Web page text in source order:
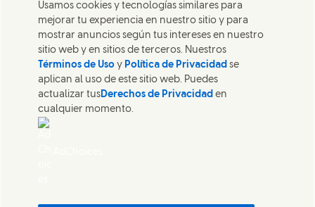
with us on Facebook
Connect with us on X
Connect with us on LinkedIn
Connect with us on Instagram
Contáctanos
Ponte en contacto con Unilever y nuestros equipos de
especialistas, o encuentra contactos por todo el mundo.
Usamos cookies y tecnologías similares para
mejorar tu experiencia en nuestro sitio y para
mostrar anuncios según tus intereses en nuestro
sitio web y en sitios de terceros. Nuestros
Términos de Uso y Política de Privacidadse
aplican al uso de este sitio web. Puedes
actualizar tusDerechos de Privacidad en
cualquier momento.